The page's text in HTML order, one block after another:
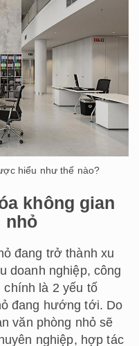
hiểu như thế nào?
không gian
nhỏ
đang trở thành xu
doanh nghiệp, công
chính là 2 yếu tố
đang hướng tới. Do
văn phòng nhỏ sẽ
nghiệp, hợp tác